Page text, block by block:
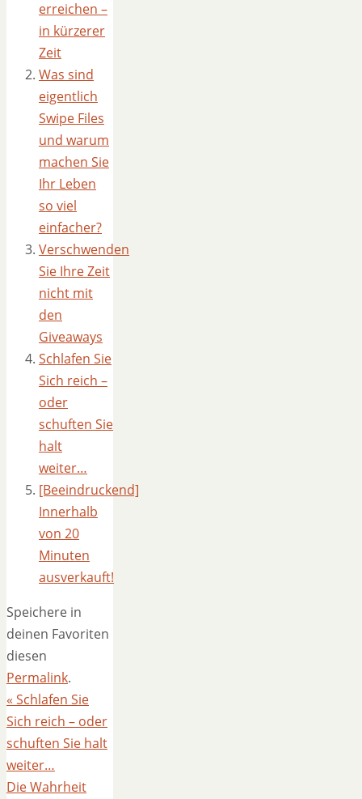
erreichen –
in kürzerer
Zeit
Was sind
eigentlich
Swipe Files
und warum
machen Sie
Ihr Leben
so viel
einfacher?
Verschwenden
Sie Ihre Zeit
nicht mit
den
Giveaways
Schlafen Sie
Sich reich –
oder
schuften Sie
halt
weiter…
[Beeindruckend]
Innerhalb
von 20
Minuten
ausverkauft!
Speichere in
deinen Favoriten
diesen
Permalink.
« Schlafen Sie
Sich reich – oder
schuften Sie halt
weiter…
Die Wahrheit